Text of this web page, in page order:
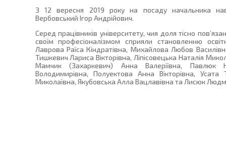
З 12 вересня 2019 року на посаду начальника
Вербовський Ігор Андрійович.
Серед працівників університету, чия доля тісно
своїм професіоналізмом сприяли становленню
Лаврова Раїса Кіндратівна, Михайлова Любов
Тишкевич Лариса Вікторівна, Ліпісовецька Наталія
Мамчик (Захаркевич) Анна Валеріївна, Павлюк
Володимирівна, Полуектова Анна Вікторівна,
Миколаївна, Якубовська Алла Вацлавівна та Лисюк